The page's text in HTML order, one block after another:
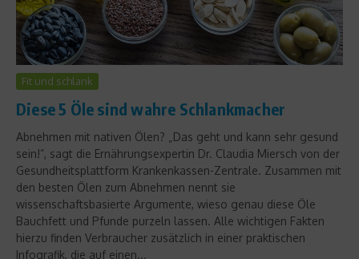
Fit und schlank
Diese 5 Öle sind wahre Schlankmacher
Abnehmen mit nativen Ölen? „Das geht und kann sehr gesund
sein!”, sagt die Ernährungsexpertin Dr. Claudia Miersch von der
Gesundheitsplattform Krankenkassen-Zentrale. Zusammen mit
den besten Ölen zum Abnehmen nennt sie
wissenschaftsbasierte Argumente, wieso genau diese Öle
Bauchfett und Pfunde purzeln lassen. Alle wichtigen Fakten
hierzu finden Verbraucher zusätzlich in einer praktischen
Infografik, die auf einen...